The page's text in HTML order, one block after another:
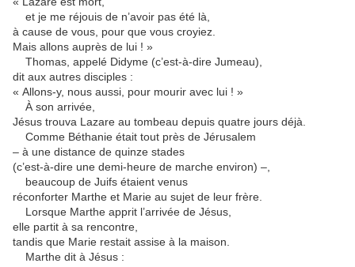
et je me réjouis de n’avoir pas été là,
à cause de vous, pour que vous croyiez.
Mais allons auprès de lui ! »
Thomas, appelé Didyme (c’est-à-dire Jumeau),
dit aux autres disciples :
« Allons-y, nous aussi, pour mourir avec lui ! »
À son arrivée,
Jésus trouva Lazare au tombeau depuis quatre jours déjà.
Comme Béthanie était tout près de Jérusalem
– à une distance de quinze stades
(c’est-à-dire une demi-heure de marche environ) –,
beaucoup de Juifs étaient venus
réconforter Marthe et Marie au sujet de leur frère.
Lorsque Marthe apprit l’arrivée de Jésus,
elle partit à sa rencontre,
tandis que Marie restait assise à la maison.
Marthe dit à Jésus :